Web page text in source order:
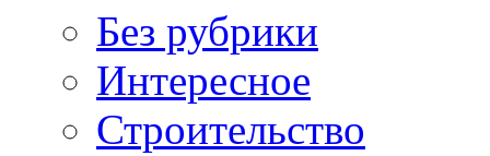
Без рубрики
Интересное
Строительство